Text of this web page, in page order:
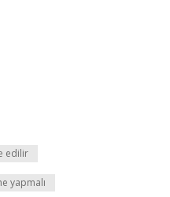
edilir
yapmalı